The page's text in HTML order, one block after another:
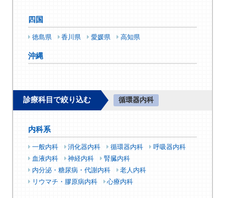
四国
徳島県 香川県 愛媛県 高知県
沖縄
診療科目で絞り込む 循環器内科
内科系
一般内科 消化器内科 循環器内科
呼吸器内科
血液内科
神経内科
腎臓内科
内分泌・糖尿病・代謝内科
老人内科
リウマチ・膠原病内科
心療内科